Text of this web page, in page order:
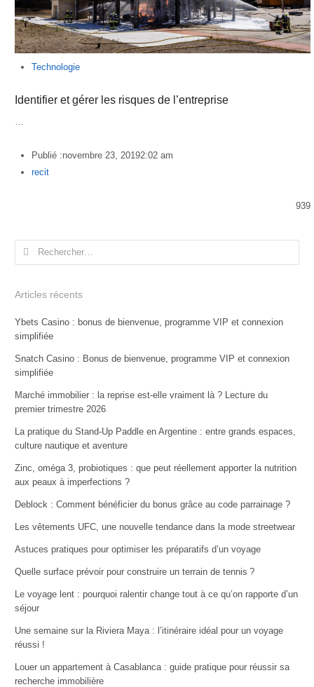
Technologie
Identifier et gérer les risques de l’entreprise
Publié :novembre 23, 20192:02 am
Author
recit
939
Rechercher :
Articles récents
Ybets Casino : bonus de bienvenue, programme VIP et connexion
simplifiée
Snatch Casino : Bonus de bienvenue, programme VIP et connexion
simplifiée
Marché immobilier : la reprise est-elle vraiment là ? Lecture du
premier trimestre 2026
La pratique du Stand-Up Paddle en Argentine : entre grands espaces,
culture nautique et aventure
Zinc, oméga 3, probiotiques : que peut réellement apporter la nutrition
aux peaux à imperfections ?
Deblock : Comment bénéficier du bonus grâce au code parrainage ?
Les vêtements UFC, une nouvelle tendance dans la mode streetwear
Astuces pratiques pour optimiser les préparatifs d’un voyage
Quelle surface prévoir pour construire un terrain de tennis ?
Le voyage lent : pourquoi ralentir change tout à ce qu’on rapporte d’un
séjour
Une semaine sur la Riviera Maya : l’itinéraire idéal pour un voyage
réussi !
Louer un appartement à Casablanca : guide pratique pour réussir sa
recherche immobilière